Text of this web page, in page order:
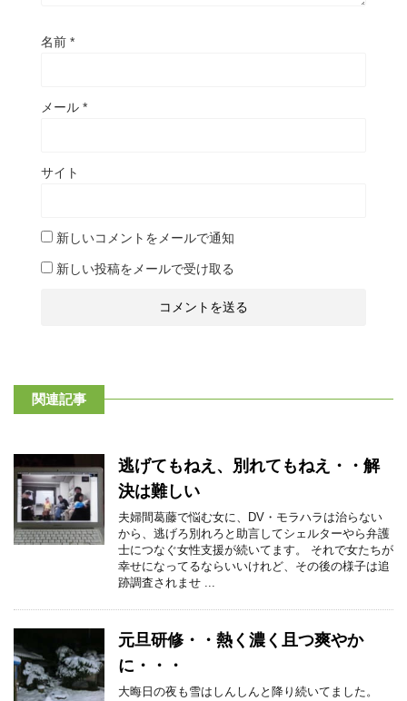
名前 *
メール *
サイト
新しいコメントをメールで通知
新しい投稿をメールで受け取る
関連記事
逃げてもねえ、別れてもねえ・・解
決は難しい
夫婦間葛藤で悩む女に、DV・モラハラは治らない
から、逃げろ別れろと助言してシェルターやら弁護
士につなぐ女性支援が続いてます。 それで女たちが
幸せになってるならいいけれど、その後の様子は追
跡調査されませ ...
元旦研修・・熱く濃く且つ爽やか
に・・・
大晦日の夜も雪はしんしんと降り続いてました。